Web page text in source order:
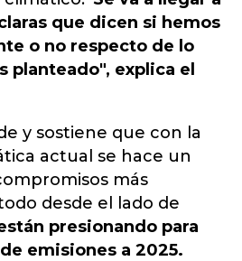
que dicen si hemos
o no respecto de lo
planteado", explica el
y sostiene que con la
actual se hace un
más
desde el lado de
presionando para
emisiones a 2025.